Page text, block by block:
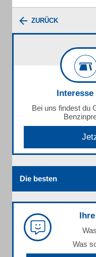
ZURÜCK
Interesse
Bei uns findest du
Die besten
Was